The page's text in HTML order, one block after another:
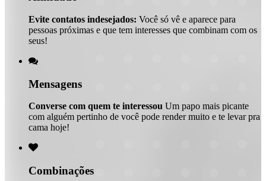
Evite contatos indesejados: Você só vê e aparece para
pessoas próximas e que tem interesses que combinam com os
seus!

Mensagens
Converse com quem te interessou Um papo mais picante
com alguém pertinho de você pode render muito e te levar pra
cama hoje!

Combinações